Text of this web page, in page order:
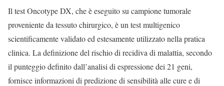
Il test Oncotype DX, che è eseguito su campione tumorale
proveniente da tessuto chirurgico, è un test multigenico
scientificamente validato ed estesamente utilizzato nella pratica
clinica. La definizione del rischio di recidiva di malattia, secondo
il punteggio definito dall’analisi di espressione dei 21 geni,
fornisce informazioni di predizione di sensibilità alle cure e di